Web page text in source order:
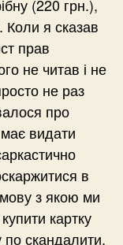
(220 грн.),
Коли я сказав
прав
не читав і не
не раз
про
видати
в
з якою ми
картку
по скандалити,